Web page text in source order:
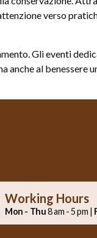
verso
Gli eventi
al benessere
Working Hours
Mon - Thu8 am - 5 pm |